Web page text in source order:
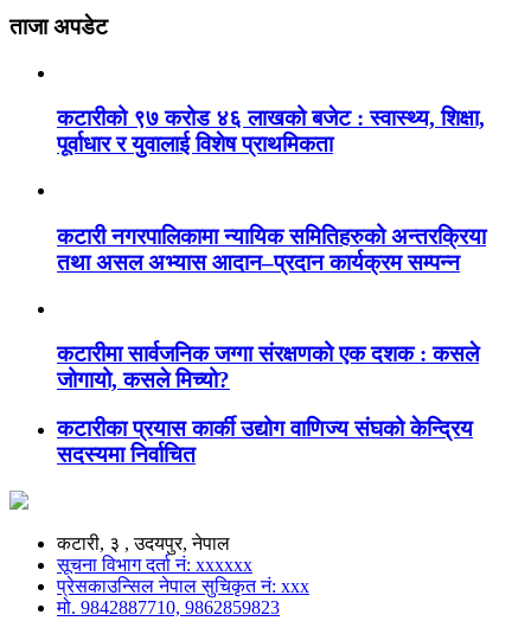
ताजा अपडेट
कटारीको ९७ करोड ४६ लाखको बजेट : स्वास्थ्य, शिक्षा,
पूर्वाधार र युवालाई विशेष प्राथमिकता
कटारी नगरपालिकामा न्यायिक समितिहरुको अन्तरक्रिया
तथा असल अभ्यास आदान–प्रदान कार्यक्रम सम्पन्न
कटारीमा सार्वजनिक जग्गा संरक्षणको एक दशक : कसले
जोगायो, कसले मिच्यो?
कटारीका प्रयास कार्की उद्योग वाणिज्य संघको केन्द्रिय
सदस्यमा निर्वाचित
कटारी, ३ , उदयपुर, नेपाल
सूचना विभाग दर्ता नं: xxxxxx
प्रेसकाउन्सिल नेपाल सुचिकृत नं: xxx
मो. 9842887710, 9862859823